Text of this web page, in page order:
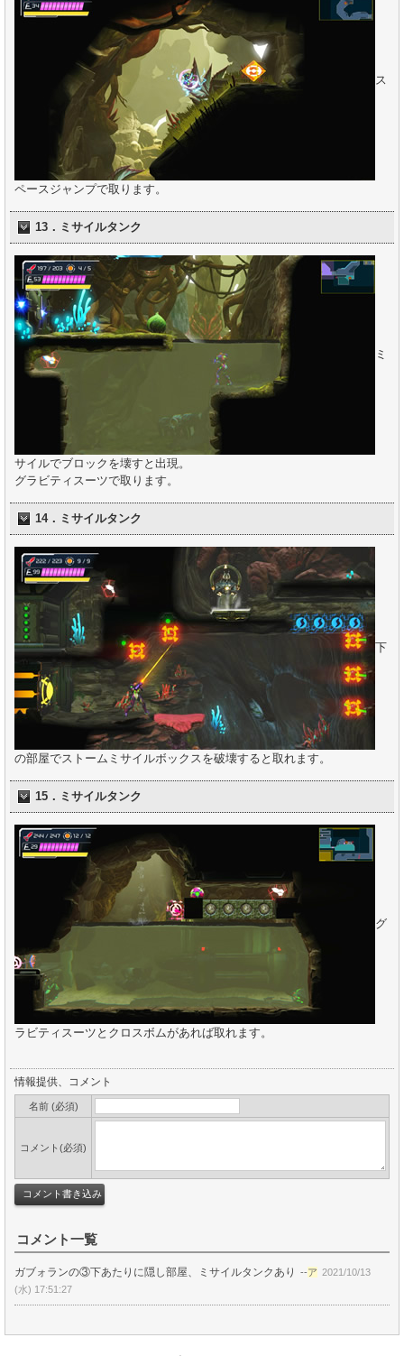
ス
ペースジャンプで取ります。
13．ミサイルタンク
ミ
サイルでブロックを壊すと出現。
グラビティスーツで取ります。
14．ミサイルタンク
下
の部屋でストームミサイルボックスを破壊すると取れます。
15．ミサイルタンク
グ
ラビティスーツとクロスボムがあれば取れます。
情報提供、コメント
名前 (必須)
コメント(必須)
コメント一覧
ガブォランの③下あたりに隠し部屋、ミサイルタンクあり --ア 2021/10/13
(水) 17:51:27